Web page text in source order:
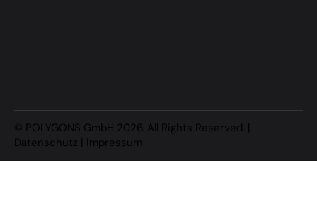
© POLYGONS GmbH 2026. All Rights Reserved. |
Datenschutz | Impressum